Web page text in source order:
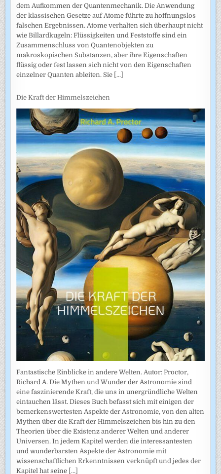
dem Aufkommen der Quantenmechanik. Die Anwendung
der klassischen Gesetze auf Atome führte zu hoffnungslos
falschen Ergebnissen. Atome verhalten sich überhaupt nicht
wie Billardkugeln: Flüssigkeiten und Feststoffe sind ein
Zusammenschluss von Quantenobjekten zu
makroskopischen Substanzen, aber ihre Eigenschaften
flüssig oder fest lassen sich nicht von den Eigenschaften
einzelner Quanten ableiten. Sie [...]
Die Kraft der Himmelszeichen
Fantastische Einblicke in andere Welten. Autor: Proctor,
Richard A. Die Mythen und Wunder der Astronomie sind
eine faszinierende Kraft, die uns in unergründliche Welten
eintauchen lässt. Dieses Buch befasst sich mit einigen der
bemerkenswertesten Aspekte der Astronomie, von den alten
Mythen über die Kraft der Himmelszeichen bis hin zu den
Theorien über die Existenz anderer Welten und anderer
Universen. In jedem Kapitel werden die interessantesten
und wunderbarsten Aspekte der Astronomie mit
wissenschaftlichen Erkenntnissen verknüpft und jedes der
Kapitel hat seine [...]